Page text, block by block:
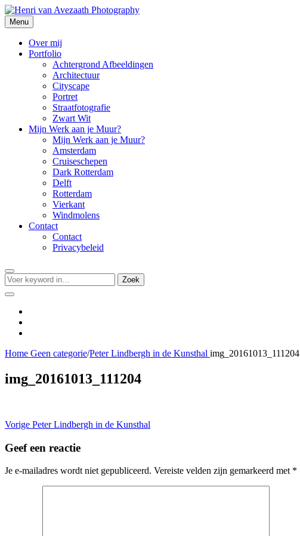
Skip
to
content
Henri van Avezaath Photography
Menu
Over mij
Portfolio
Achtergrond Afbeeldingen
Architectuur
Cityscape
Portret
Straatfotografie
Zwart Wit
Mijn Werk aan je Muur?
Mijn Werk aan je Muur?
Amsterdam
Cruiseschepen
Dark Rotterdam
Delft
Rotterdam
Vierkant
Windmolens
Contact
Contact
Privacybeleid
Search
Zoeken
naar:
Zoek
Social
Home Geen categorie/Peter Lindbergh in de Kunsthal img_20161013_111204
img_20161013_111204
Bericht
navigatie
Vorige Vorig
Peter Lindbergh in de Kunsthal
Geef een reactie
Je e-mailadres wordt niet gepubliceerd. Vereiste velden zijn gemarkeerd met *